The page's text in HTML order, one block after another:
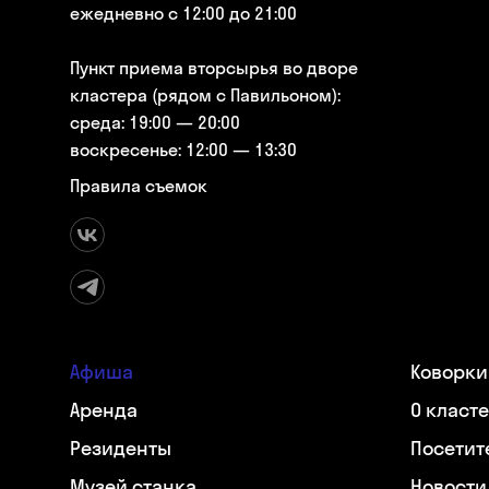
ежедневно с 12:00 до 21:00
Пункт приема вторсырья во дворе
кластера (рядом с Павильоном):
среда: 19:00 — 20:00
воскресенье: 12:00 — 13:30
Правила съемок
Афиша
Аренда
Резиденты
О